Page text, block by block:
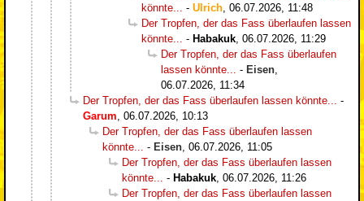
könnte... - Ulrich, 06.07.2026, 11:48
Der Tropfen, der das Fass überlaufen lassen
könnte... - Habakuk, 06.07.2026, 11:29
Der Tropfen, der das Fass überlaufen
lassen könnte... - Eisen,
06.07.2026, 11:34
Der Tropfen, der das Fass überlaufen lassen könnte... -
Garum, 06.07.2026, 10:13
Der Tropfen, der das Fass überlaufen lassen
könnte... - Eisen, 06.07.2026, 11:05
Der Tropfen, der das Fass überlaufen lassen
könnte... - Habakuk, 06.07.2026, 11:26
Der Tropfen, der das Fass überlaufen lassen